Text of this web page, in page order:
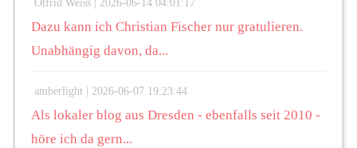
Otfrid Weiss | 2026-06-14 04:01:17
Dazu kann ich Christian Fischer nur gratulieren.
Unabhängig davon, da...
amberlight | 2026-06-07 19:23:44
Als lokaler blog aus Dresden - ebenfalls seit 2010 -
höre ich da gern...